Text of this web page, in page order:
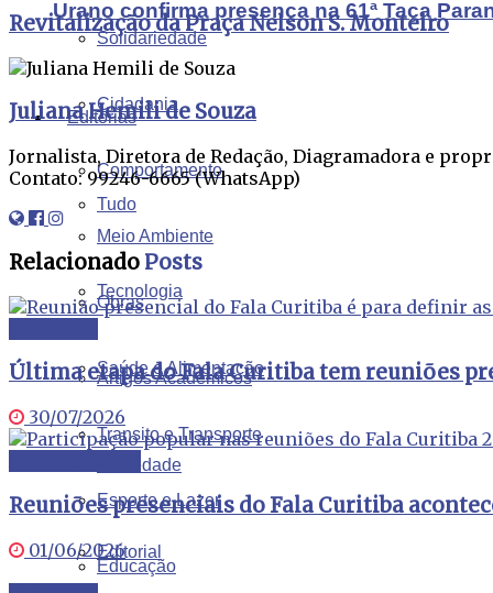
Solidariedade
Cidadania
Comportamento
Meio Ambiente
Obras
Saúde e Alimentação
Transito e Transporte
Esporte e Lazer
Educação
Urano confirma presença na 61ª Taça
Editorias
Tudo
Tecnologia
Artigos Acadêmicos
Sociedade
Editorial
Revitalização da Praça Nelson S. Monteiro
Juliana Hemili de Souza
Jornalista, Diretora de Redação, Diagramadora e
Contato: 99246-6665 (WhatsApp)
Relacionado Posts
Última etapa do Fala Curitiba tem reuniões
30/07/2026
Reuniões presenciais do Fala Curitiba
01/06/2026